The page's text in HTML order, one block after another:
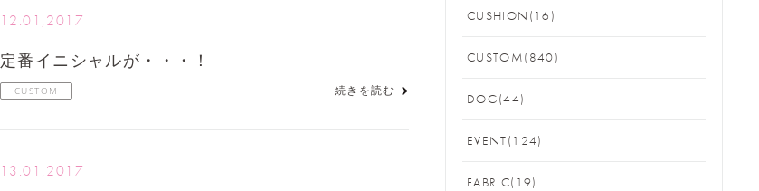
12.01,2017
定番イニシャルが・・・！
CUSTOM 続きを読む
13.01,2017
CUSHION(16)
CUSTOM(840)
DOG(44)
EVENT(124)
FABRIC(19)